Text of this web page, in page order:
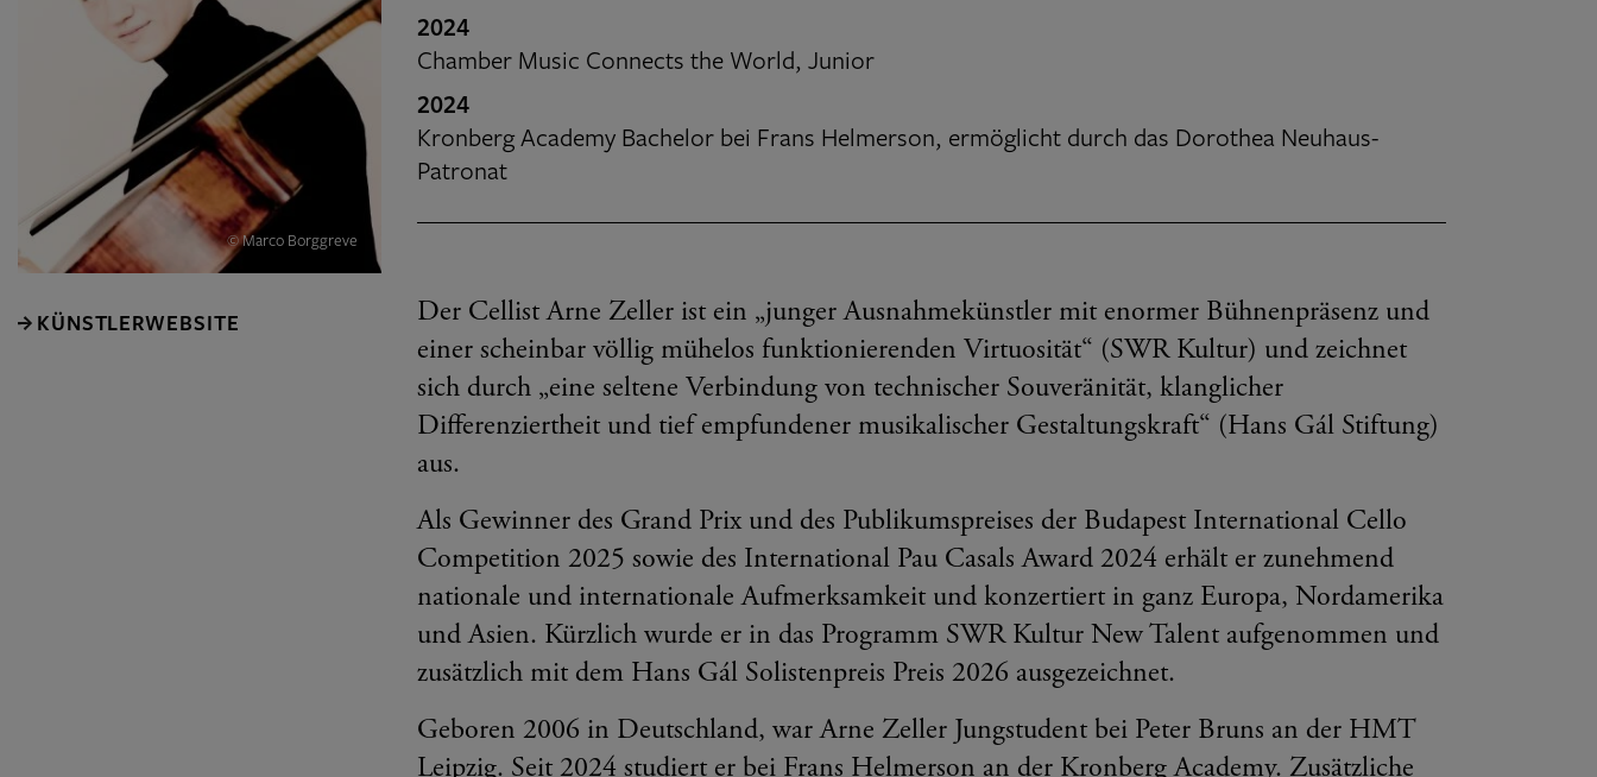
© Marco Borggreve
KÜNSTLERWEBSITE
2024
Chamber Music Connects the World, Junior
2024
Kronberg Academy Bachelor bei Frans Helmerson, ermöglicht durch das Dorothea Neuhaus-
Patronat
Der Cellist Arne Zeller ist ein „junger Ausnahmekünstler mit enormer Bühnenpräsenz und
einer scheinbar völlig mühelos funktionierenden Virtuosität“ (SWR Kultur) und zeichnet
sich durch „eine seltene Verbindung von technischer Souveränität, klanglicher
Differenziertheit und tief empfundener musikalischer Gestaltungskraft“ (Hans Gál Stiftung)
aus.
Als Gewinner des Grand Prix und des Publikumspreises der Budapest International Cello
Competition 2025 sowie des International Pau Casals Award 2024 erhält er zunehmend
nationale und internationale Aufmerksamkeit und konzertiert in ganz Europa, Nordamerika
und Asien. Kürzlich wurde er in das Programm SWR Kultur New Talent aufgenommen und
zusätzlich mit dem Hans Gál Solistenpreis Preis 2026 ausgezeichnet.
Geboren 2006 in Deutschland, war Arne Zeller Jungstudent bei Peter Bruns an der HMT
Leipzig. Seit 2024 studiert er bei Frans Helmerson an der Kronberg Academy. Zusätzliche